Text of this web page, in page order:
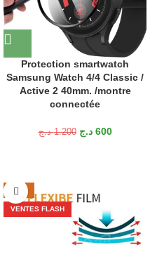
Protection smartwatch
Samsung Watch 4/4 Classic /
Active 2 40mm. /montre
connectée
1.200 د.ج 600 د.ج
-46%
VENTES FLASH